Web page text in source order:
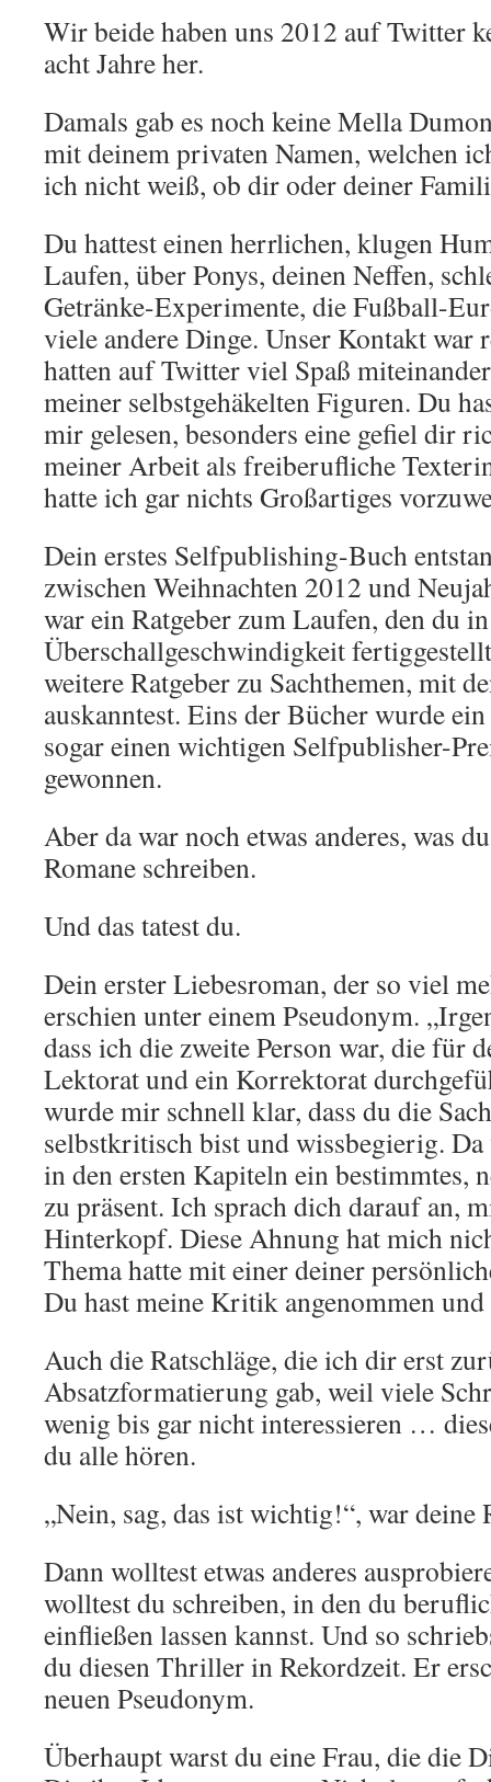
Wir beide haben uns 2012 auf Twitter
acht Jahre her.
Damals gab es noch keine Mella
mit deinem privaten Namen, welchen
ich nicht weiß, ob dir oder deiner
Du hattest einen herrlichen, klugen
Laufen, über Ponys, deinen Neffen,
Getränke-Experimente, die Fußball-
viele andere Dinge. Unser Kontakt war
hatten auf Twitter viel Spaß
meiner selbstgehäkelten Figuren. Du
mir gelesen, besonders eine gefiel dir
meiner Arbeit als freiberufliche
hatte ich gar nichts Großartiges
Dein erstes Selfpublishing-Buch
zwischen Weihnachten 2012 und
war ein Ratgeber zum Laufen, den du in
Überschallgeschwindigkeit
weitere Ratgeber zu Sachthemen, mit
auskanntest. Eins der Bücher wurde
sogar einen wichtigen Selfpublisher-
gewonnen.
Aber da war noch etwas anderes, was
Romane schreiben.
Und das tatest du.
Dein erster Liebesroman, der so viel
erschien unter einem Pseudonym.
dass ich die zweite Person war, die für
Lektorat und ein Korrektorat
wurde mir schnell klar, dass du die
selbstkritisch bist und wissbegierig.
in den ersten Kapiteln ein bestimmtes,
zu präsent. Ich sprach dich darauf an,
Hinterkopf. Diese Ahnung hat mich
Thema hatte mit einer deiner
Du hast meine Kritik angenommen
Auch die Ratschläge, die ich dir erst
Absatzformatierung gab, weil viele
wenig bis gar nicht interessieren …
du alle hören.
„Nein, sag, das ist wichtig!“, war deine
Dann wolltest etwas anderes
wolltest du schreiben, in den du
einfließen lassen kannst. Und so
du diesen Thriller in Rekordzeit. Er
neuen Pseudonym.
Überhaupt warst du eine Frau, die die